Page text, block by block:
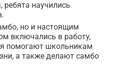
научились
но и настоящим
включались в работу,
помогают школьникам
а также делают самбо